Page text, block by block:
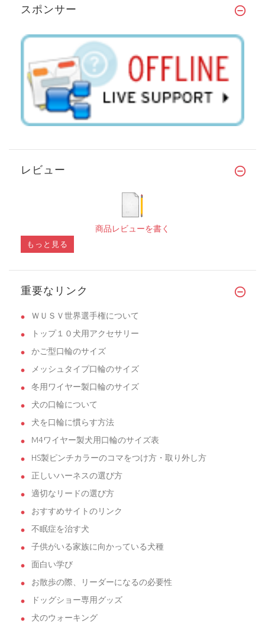
スポンサー
レビュー
商品レビューを書く
もっと見る
重要なリンク
ＷＵＳＶ世界選手権について
トップ１０犬用アクセサリー
かご型口輪のサイズ
メッシュタイプ口輪のサイズ
冬用ワイヤー製口輪のサイズ
犬の口輪について
犬を口輪に慣らす方法
M4ワイヤー製犬用口輪のサイズ表
HS製ピンチカラーのコマをつけ方・取り外し方
正しいハーネスの選び方
適切なリードの選び方
おすすめサイトのリンク
不眠症を治す犬
子供がいる家族に向かっている犬種
面白い学び
お散歩の際、リーダーになるの必要性
ドッグショー専用グッズ
犬のウォーキング